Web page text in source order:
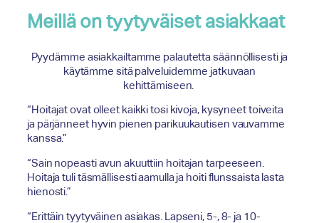
Meillä on tyytyväiset asiakkaat
Pyydämme asiakkailtamme palautetta säännöllisesti ja
käytämme sitä palveluidemme jatkuvaan
kehittämiseen.
“Hoitajat ovat olleet kaikki tosi kivoja, kysyneet toiveita
ja pärjänneet hyvin pienen parikuukautisen vauvamme
kanssa.”
“Sain nopeasti avun akuuttiin hoitajan tarpeeseen.
Hoitaja tuli täsmällisesti aamulla ja hoiti flunssaista lasta
hienosti.”
“Erittäin tyytyväinen asiakas. Lapseni, 5-, 8- ja 10-